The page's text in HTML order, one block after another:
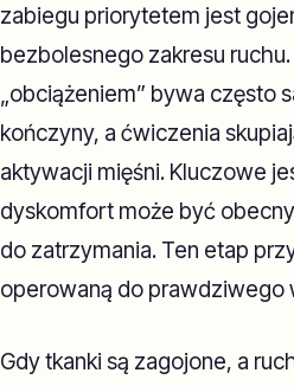
zabiegu priorytetem jest
bezbolesnego zakresu
„obciążeniem” bywa często
kończyny, a ćwiczenia
aktywacji mięśni. Kluczowe
dyskomfort może być
do zatrzymania. Ten etap
operowaną do prawdziwego
Gdy tkanki są zagojone, a